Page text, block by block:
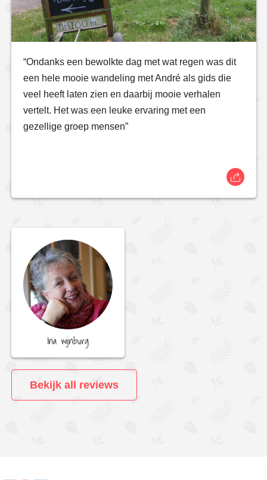
“Ondanks een bewolkte dag met wat regen was dit
een hele mooie wandeling met André als gids die
veel heeft laten zien en daarbij mooie verhalen
vertelt. Het was een leuke ervaring met een
gezellige groep mensen”
Ina wijnburg
Bekijk all reviews